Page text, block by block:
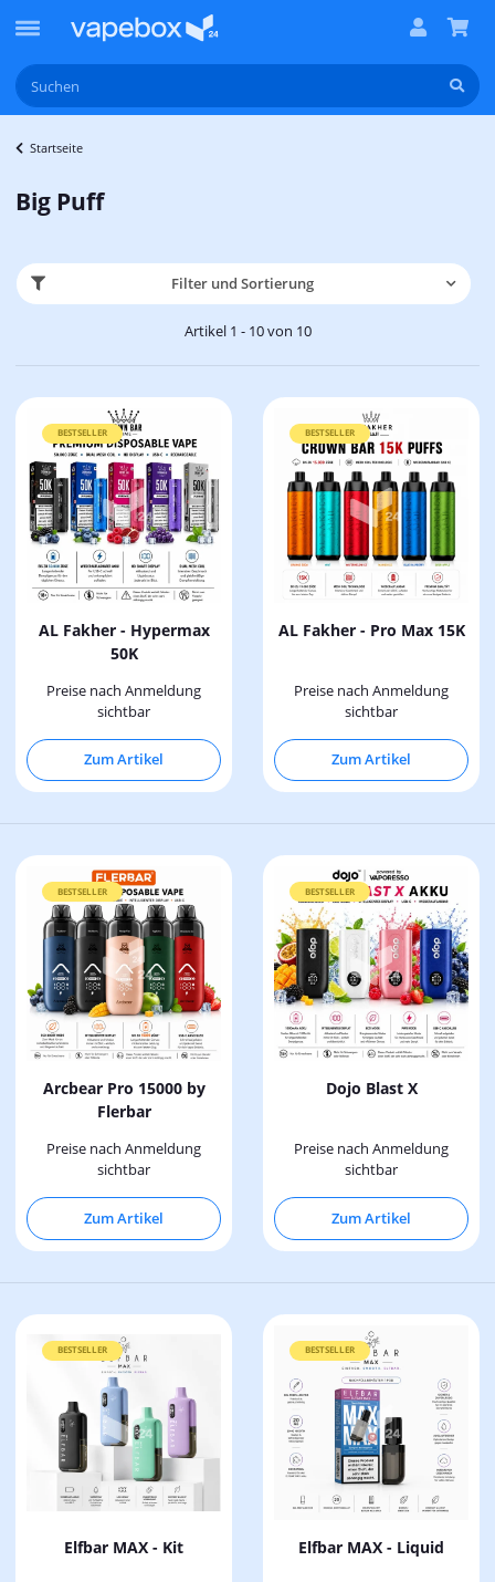
Startseite
Big Puff
Filter und Sortierung
Artikel 1 - 10 von 10
BESTSELLER
AL Fakher - Hypermax
50K
Preise nach Anmeldung
sichtbar
Zum Artikel
BESTSELLER
AL Fakher - Pro Max 15K
Preise nach Anmeldung
sichtbar
Zum Artikel
BESTSELLER
Arcbear Pro 15000 by
Flerbar
Preise nach Anmeldung
sichtbar
Zum Artikel
BESTSELLER
Dojo Blast X
Preise nach Anmeldung
sichtbar
Zum Artikel
BESTSELLER
Elfbar MAX - Kit
BESTSELLER
Elfbar MAX - Liquid